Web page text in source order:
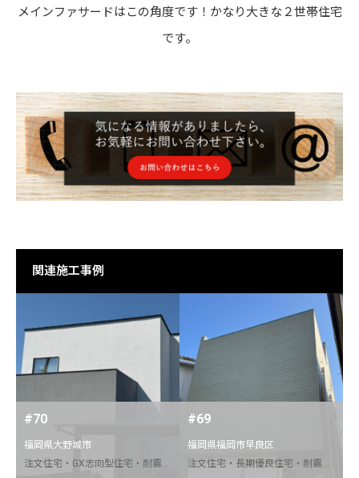
メインファサードはこの角度です！かなり大きな２世帯住宅
です。
関連施工事例
#70
福岡県大野城市
#69
福岡県福岡市早良区